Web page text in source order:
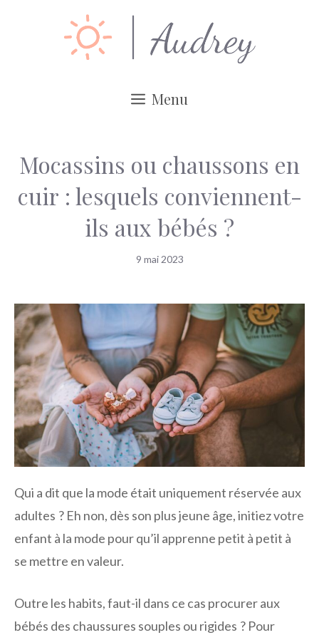
Menu
Mocassins ou chaussons en
cuir : lesquels conviennent-
ils aux bébés ?
9 mai 2023
Qui a dit que la mode était uniquement réservée aux
adultes ? Eh non, dès son plus jeune âge, initiez votre
enfant à la mode pour qu’il apprenne petit à petit à
se mettre en valeur.
Outre les habits, faut-il dans ce cas procurer aux
bébés des chaussures souples ou rigides ? Pour